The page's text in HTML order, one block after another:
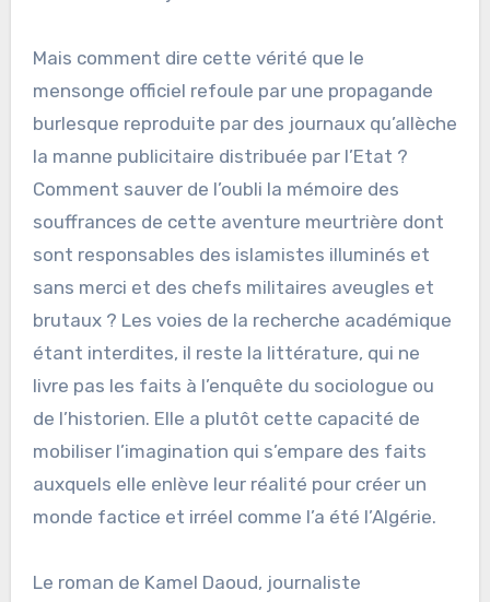
Mais comment dire cette vérité que le
mensonge officiel refoule par une propagande
burlesque reproduite par des journaux qu’allèche
la manne publicitaire distribuée par l’Etat ?
Comment sauver de l’oubli la mémoire des
souffrances de cette aventure meurtrière dont
sont responsables des islamistes illuminés et
sans merci et des chefs militaires aveugles et
brutaux ? Les voies de la recherche académique
étant interdites, il reste la littérature, qui ne
livre pas les faits à l’enquête du sociologue ou
de l’historien. Elle a plutôt cette capacité de
mobiliser l’imagination qui s’empare des faits
auxquels elle enlève leur réalité pour créer un
monde factice et irréel comme l’a été l’Algérie.
Le roman de Kamel Daoud, journaliste